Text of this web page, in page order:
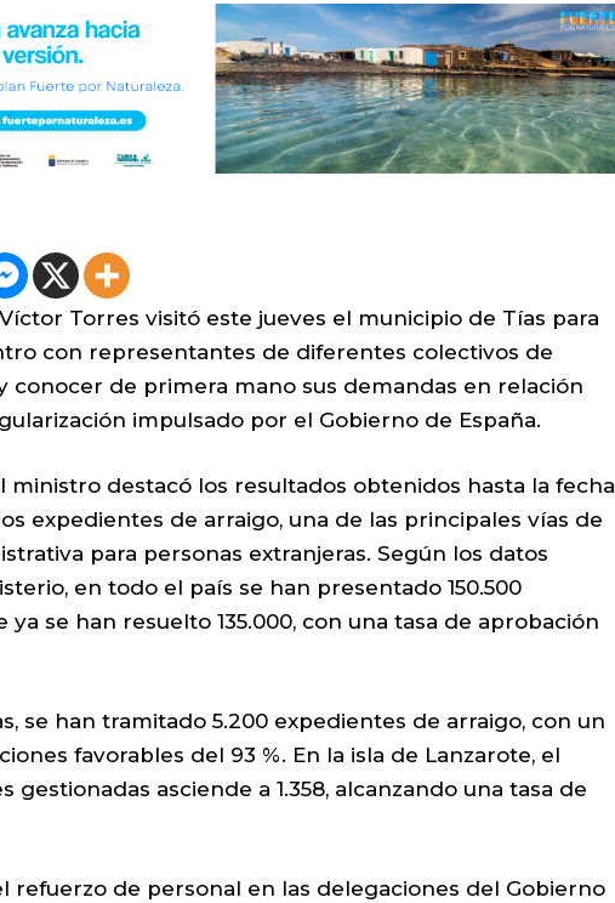
Torres visitó este jueves el municipio de Tías para
con representantes de diferentes colectivos de
conocer de primera mano sus demandas en relación
impulsado por el Gobierno de España.
ministro destacó los resultados obtenidos hasta la fecha
expedientes de arraigo, una de las principales vías de
para personas extranjeras. Según los datos
en todo el país se han presentado 150.500
ya se han resuelto 135.000, con una tasa de aprobación
se han tramitado 5.200 expedientes de arraigo, con un
favorables del 93 %. En la isla de Lanzarote, el
gestionadas asciende a 1.358, alcanzando una tasa de
refuerzo de personal en las delegaciones del Gobierno